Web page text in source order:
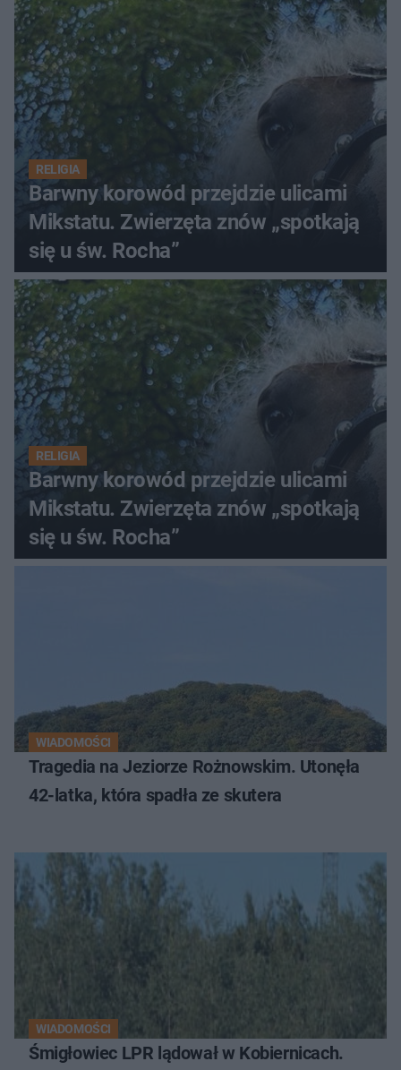
RELIGIA
Barwny korowód przejdzie ulicami
Mikstatu. Zwierzęta znów „spotkają
się u św. Rocha”
RELIGIA
Barwny korowód przejdzie ulicami
Mikstatu. Zwierzęta znów „spotkają
się u św. Rocha”
WIADOMOŚCI
Tragedia na Jeziorze Rożnowskim. Utonęła
42-latka, która spadła ze skutera
WIADOMOŚCI
Śmigłowiec LPR lądował w Kobiernicach.